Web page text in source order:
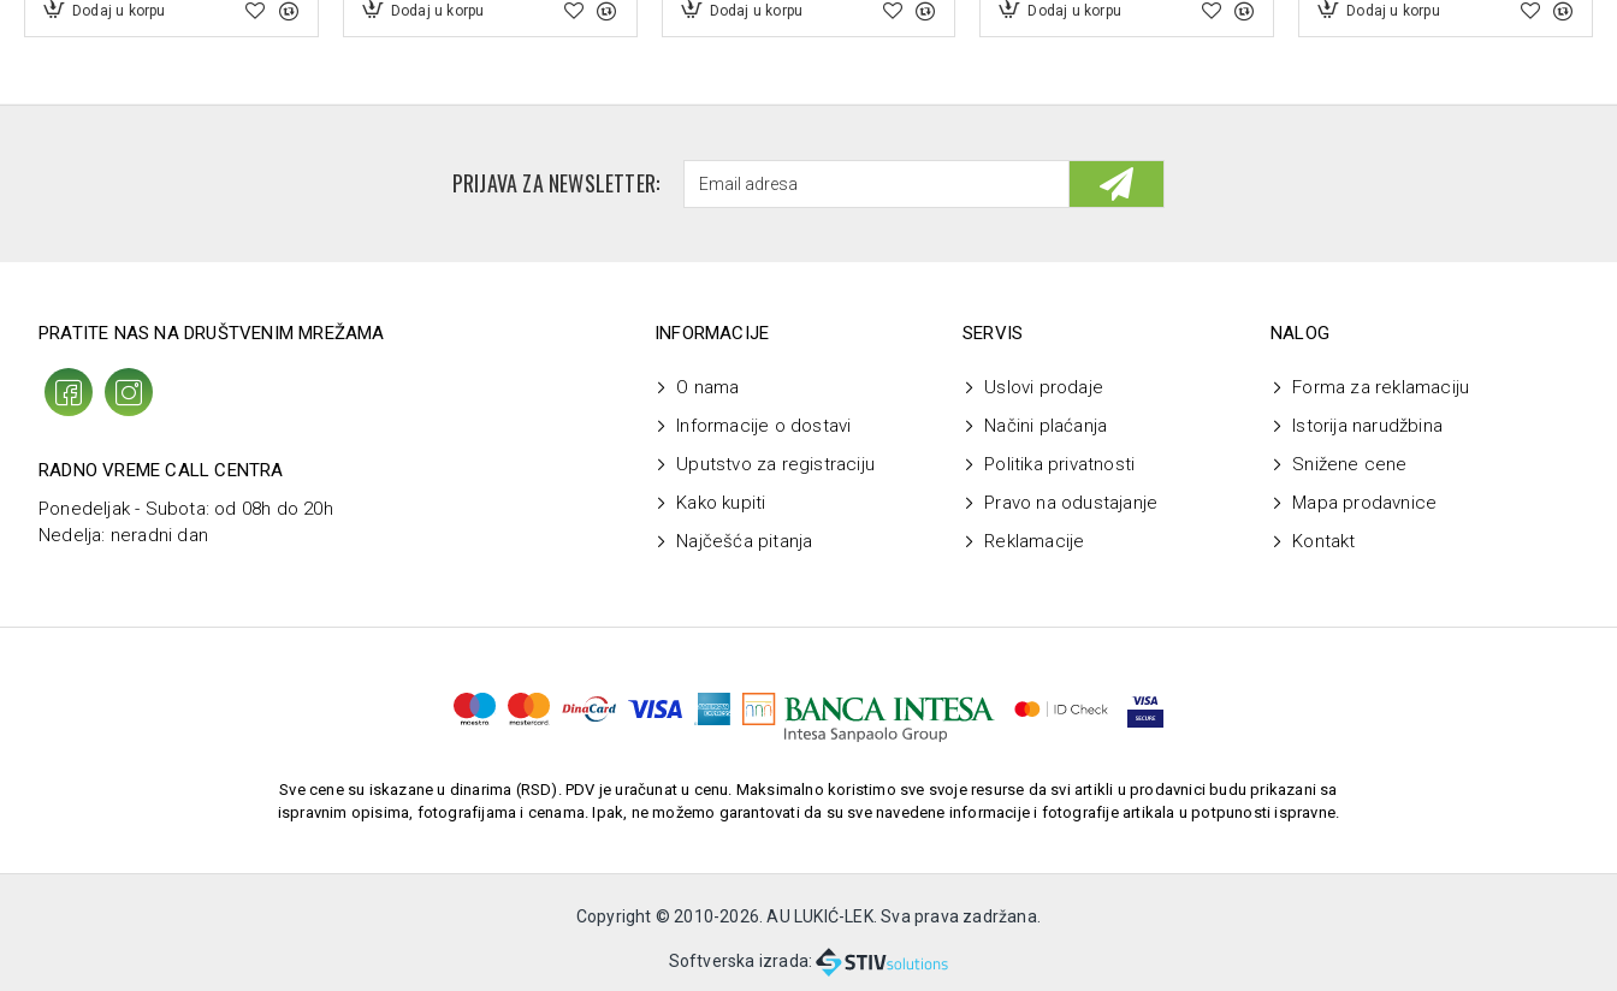
Dodaj u korpu Dodaj u korpu Dodaj u korpu Dodaj u korpu Dodaj u korpu
PRIJAVA ZA NEWSLETTER:
PRATITE NAS NA DRUŠTVENIM MREŽAMA
RADNO VREME CALL CENTRA
Ponedeljak - Subota: od 08h do 20h
Nedelja: neradni dan
INFORMACIJE
O nama
Informacije o dostavi
Uputstvo za registraciju
Kako kupiti
Najčešća pitanja
SERVIS
Uslovi prodaje
Načini plaćanja
Politika privatnosti
Pravo na odustajanje
Reklamacije
NALOG
Forma za reklamaciju
Istorija narudžbina
Snižene cene
Mapa prodavnice
Kontakt
Sve cene su iskazane u dinarima (RSD). PDV je uračunat u cenu. Maksimalno koristimo sve svoje resurse da svi artikli u prodavnici budu prikazani sa
ispravnim opisima, fotografijama i cenama. Ipak, ne možemo garantovati da su sve navedene informacije i fotografije artikala u potpunosti ispravne.
Copyright © 2010-2026. AU LUKIĆ-LEK. Sva prava zadržana.
Softverska izrada: